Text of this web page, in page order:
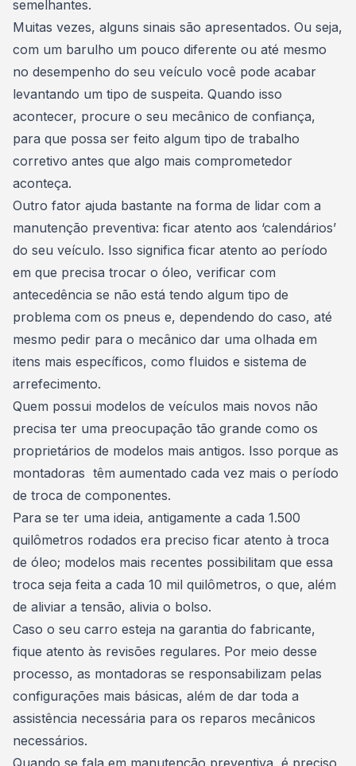
semelhantes.
Muitas vezes, alguns sinais são apresentados. Ou seja,
com um barulho um pouco diferente ou até mesmo
no desempenho do seu veículo você pode acabar
levantando um tipo de suspeita. Quando isso
acontecer, procure o seu mecânico de confiança,
para que possa ser feito algum tipo de trabalho
corretivo antes que algo mais comprometedor
aconteça.
Outro fator ajuda bastante na forma de lidar com a
manutenção preventiva: ficar atento aos ‘calendários’
do seu veículo. Isso significa ficar atento ao período
em que precisa trocar o óleo, verificar com
antecedência se não está tendo algum tipo de
problema com os pneus e, dependendo do caso, até
mesmo pedir para o mecânico dar uma olhada em
itens mais específicos, como fluidos e sistema de
arrefecimento.
Quem possui modelos de veículos mais novos não
precisa ter uma preocupação tão grande como os
proprietários de modelos mais antigos. Isso porque as
montadoras têm aumentado cada vez mais o período
de troca de componentes.
Para se ter uma ideia, antigamente a cada 1.500
quilômetros rodados era preciso ficar atento à troca
de óleo; modelos mais recentes possibilitam que essa
troca seja feita a cada 10 mil quilômetros, o que, além
de aliviar a tensão, alivia o bolso.
Caso o seu carro esteja na garantia do fabricante,
fique atento às revisões regulares. Por meio desse
processo, as montadoras se responsabilizam pelas
configurações mais básicas, além de dar toda a
assistência necessária para os reparos mecânicos
necessários.
Quando se fala em manutenção preventiva, é preciso